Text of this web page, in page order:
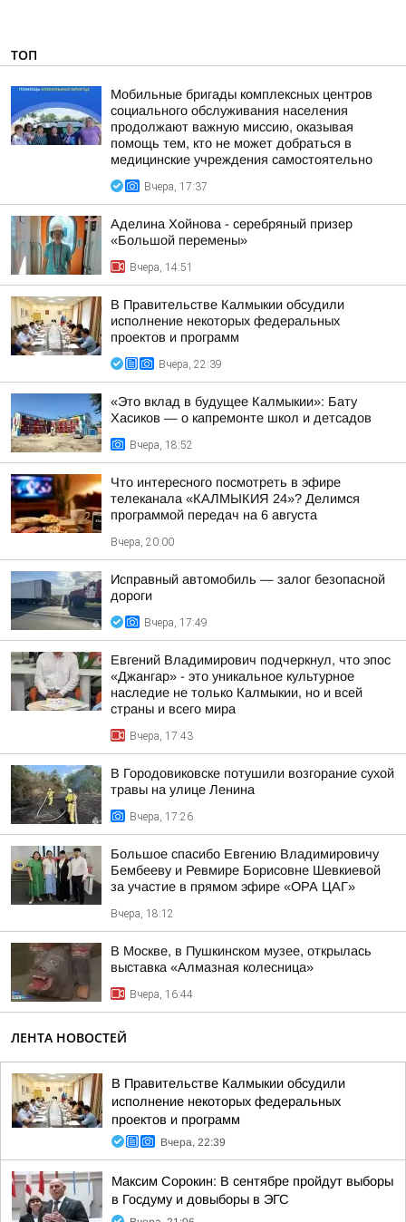
ТОП
Мобильные бригады комплексных центров
социального обслуживания населения
продолжают важную миссию, оказывая
помощь тем, кто не может добраться в
медицинские учреждения самостоятельно
Вчера, 17:37
Аделина Хойнова - серебряный призер
«Большой перемены»
Вчера, 14:51
В Правительстве Калмыкии обсудили
исполнение некоторых федеральных
проектов и программ
Вчера, 22:39
«Это вклад в будущее Калмыкии»: Бату
Хасиков — о капремонте школ и детсадов
Вчера, 18:52
Что интересного посмотреть в эфире
телеканала «КАЛМЫКИЯ 24»? Делимся
программой передач на 6 августа
Вчера, 20:00
Исправный автомобиль — залог безопасной
дороги
Вчера, 17:49
Евгений Владимирович подчеркнул, что эпос
«Джангар» - это уникальное культурное
наследие не только Калмыкии, но и всей
страны и всего мира
Вчера, 17:43
В Городовиковске потушили возгорание сухой
травы на улице Ленина
Вчера, 17:26
Большое спасибо Евгению Владимировичу
Бембееву и Ревмире Борисовне Шевкиевой
за участие в прямом эфире «ОРА ЦАГ»
Вчера, 18:12
В Москве, в Пушкинском музее, открылась
выставка «Алмазная колесница»
Вчера, 16:44
ЛЕНТА НОВОСТЕЙ
В Правительстве Калмыкии обсудили
исполнение некоторых федеральных
проектов и программ
Вчера, 22:39
Максим Сорокин: В сентябре пройдут выборы
в Госдуму и довыборы в ЭГС